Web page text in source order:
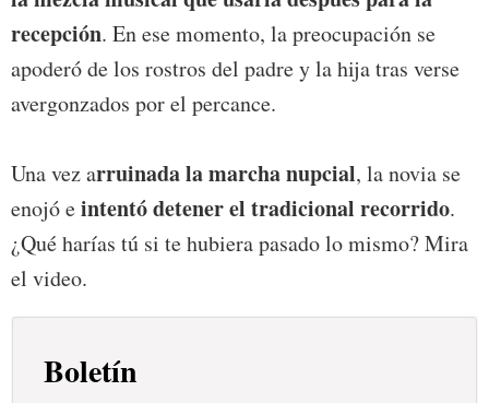
recepción. En ese momento, la preocupación se
apoderó de los rostros del padre y la hija tras verse
avergonzados por el percance.
Una vez arruinada la marcha nupcial, la novia se
enojó eintentó detener el tradicional recorrido.
¿Qué harías tú si te hubiera pasado lo mismo? Mira
el video.
Boletín